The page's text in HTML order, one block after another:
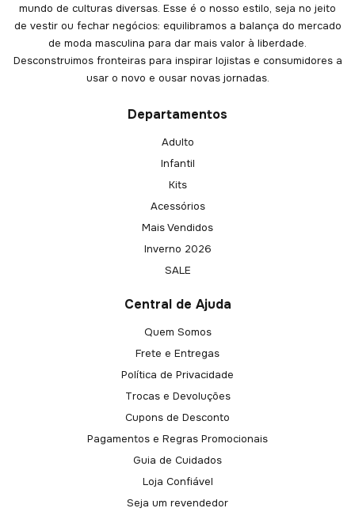
mundo de culturas diversas. Esse é o nosso estilo, seja no jeito
de vestir ou fechar negócios: equilibramos a balança do mercado
de moda masculina para dar mais valor à liberdade.
Desconstruimos fronteiras para inspirar lojistas e consumidores a
usar o novo e ousar novas jornadas.
Departamentos
Adulto
Infantil
Kits
Acessórios
Mais Vendidos
Inverno 2026
SALE
Central de Ajuda
Quem Somos
Frete e Entregas
Política de Privacidade
Trocas e Devoluções
Cupons de Desconto
Pagamentos e Regras Promocionais
Guia de Cuidados
Loja Confiável
Seja um revendedor